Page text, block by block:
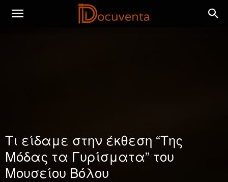
Τι είδαμε στην έκθεση “Της
Μόδας τα Γυρίσματα” του
Μουσείου Βόλου